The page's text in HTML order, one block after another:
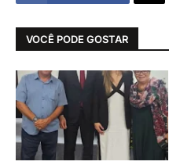
VOCÊ PODE GOSTAR